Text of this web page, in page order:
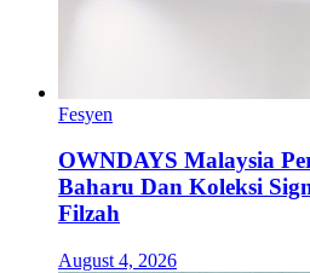
Fesyen
OWNDAYS Malaysia
Baharu Dan Koleksi
Filzah
August 4, 2026